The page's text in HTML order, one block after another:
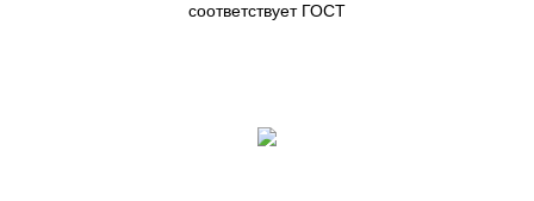
соответствует ГОСТ